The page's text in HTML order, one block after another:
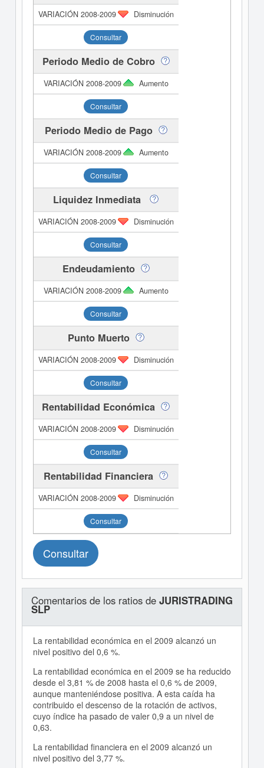
Disminución
Consultar
Periodo Medio de Cobro
Aumento
Consultar
Periodo Medio de Pago
Aumento
Consultar
Liquidez Inmediata
Disminución
Consultar
Endeudamiento
Aumento
Consultar
Punto Muerto
Disminución
Consultar
Rentabilidad Económica
Disminución
Consultar
Rentabilidad Financiera
Disminución
Consultar
Consultar
Comentarios de los ratios de JURISTRADING
SLP
La rentabilidad económica en el 2009 alcanzó un
nivel positivo del 0,6 %.
La rentabilidad económica en el 2009 se ha reducido
desde el 3,81 % de 2008 hasta el 0,6 % de 2009,
aunque manteniéndose positiva. A esta caída ha
contribuido el descenso de la rotación de activos,
cuyo índice ha pasado de valer 0,9 a un nivel de
0,63.
La rentabilidad financiera en el 2009 alcanzó un
nivel positivo del 3,77 %.